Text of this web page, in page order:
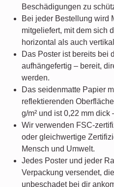
Beschädigungen zu
Bei jeder Bestellung wird
mitgeliefert, mit dem sich
horizontal als auch
Das Poster ist bereits bei
aufhängefertig – bereit,
werden.
Das seidenmatte Papier
reflektierenden
g/m² und ist 0,22 mm
Wir verwenden FSC-
oder gleichwertige
Mensch und Umwelt.
Jedes Poster und jeder
Verpackung versendet,
unbeschadet bei dir